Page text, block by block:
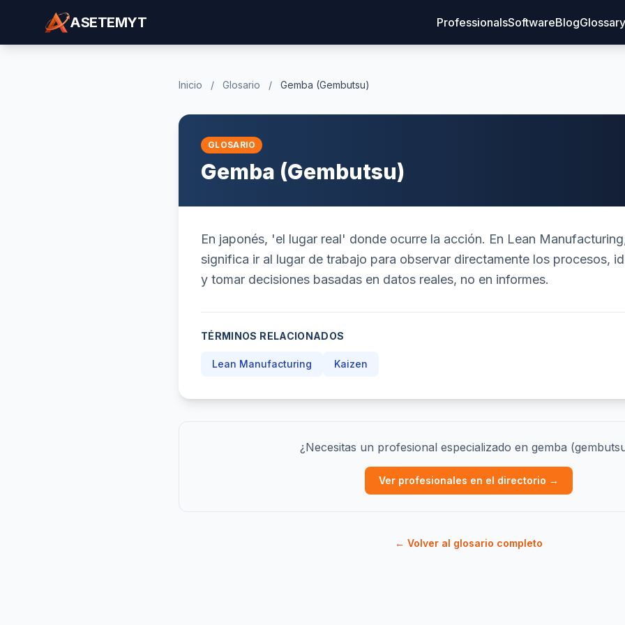
ASETEMYT ProfessionalsSoftwareBlogGlossary
Inicio / Glosario / Gemba (Gembutsu)
GLOSARIO
Gemba (Gembutsu)
En japonés, 'el lugar real' donde ocurre la acción. En Lean
significa ir al lugar de trabajo para observar directamente los procesos,
y tomar decisiones basadas en datos reales, no en informes.
TÉRMINOS RELACIONADOS
Lean Manufacturing Kaizen
¿Necesitas un profesional especializado en gemba
Ver profesionales en el directorio →
← Volver al glosario completo